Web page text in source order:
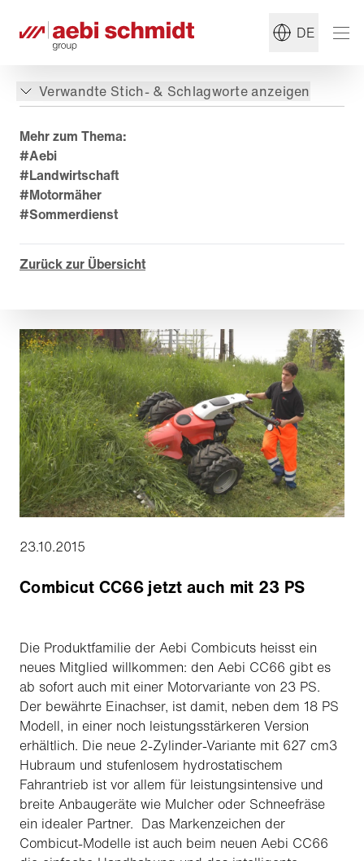
DE
Verwandte Stich- & Schlagworte anzeigen
Mehr zum Thema:
#Aebi
#Landwirtschaft
#Motormäher
#Sommerdienst
Zurück zur Übersicht
23.10.2015
Combicut CC66 jetzt auch mit 23 PS
Die Produktfamilie der Aebi Combicuts heisst ein
neues Mitglied willkommen: den Aebi CC66 gibt es
ab sofort auch mit einer Motorvariante von 23 PS.
Der bewährte Einachser, ist damit, neben dem 18 PS
Modell, in einer noch leistungsstärkeren Version
erhältlich. Die neue 2-Zylinder-Variante mit 627 cm3
Hubraum und stufenlosem hydrostatischem
Fahrantrieb ist vor allem für leistungsintensive und
breite Anbaugeräte wie Mulcher oder Schneefräse
ein idealer Partner. Das Markenzeichen der
Combicut-Modelle ist auch beim neuen Aebi CC66